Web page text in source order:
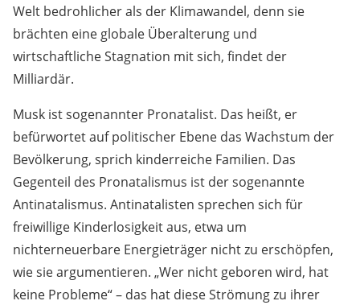
Welt bedrohlicher als der Klimawandel, denn sie
brächten eine globale Überalterung und
wirtschaftliche Stagnation mit sich, findet der
Milliardär.
Musk ist sogenannter Pronatalist. Das heißt, er
befürwortet auf politischer Ebene das Wachstum der
Bevölkerung, sprich kinderreiche Familien. Das
Gegenteil des Pronatalismus ist der sogenannte
Antinatalismus. Antinatalisten sprechen sich für
freiwillige Kinderlosigkeit aus, etwa um
nichterneuerbare Energieträger nicht zu erschöpfen,
wie sie argumentieren. „Wer nicht geboren wird, hat
keine Probleme“ – das hat diese Strömung zu ihrer